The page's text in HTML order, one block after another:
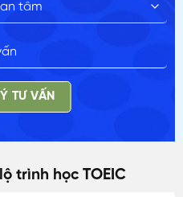
TƯ VẤN
trình học TOEIC